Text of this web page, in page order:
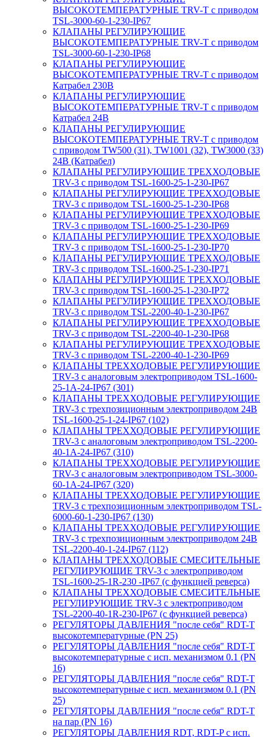
ВЫСОКОТЕМПЕРАТУРНЫЕ TRV-T с приводом
TSL-3000-60-1-230-IP67
КЛАПАНЫ РЕГУЛИРУЮЩИЕ
ВЫСОКОТЕМПЕРАТУРНЫЕ TRV-T с приводом
TSL-3000-60-1-230-IP68
КЛАПАНЫ РЕГУЛИРУЮЩИЕ
ВЫСОКОТЕМПЕРАТУРНЫЕ TRV-T с приводом
Катрабел 230В
КЛАПАНЫ РЕГУЛИРУЮЩИЕ
ВЫСОКОТЕМПЕРАТУРНЫЕ TRV-T с приводом
Катрабел 24В
КЛАПАНЫ РЕГУЛИРУЮЩИЕ
ВЫСОКОТЕМПЕРАТУРНЫЕ TRV-T с приводом
с приводом TW500 (31), TW1001 (32), TW3000 (33)
24В (Катрабел)
КЛАПАНЫ РЕГУЛИРУЮЩИЕ ТРЕХХОДОВЫЕ
TRV-3 с приводом TSL-1600-25-1-230-IP67
КЛАПАНЫ РЕГУЛИРУЮЩИЕ ТРЕХХОДОВЫЕ
TRV-3 с приводом TSL-1600-25-1-230-IP68
КЛАПАНЫ РЕГУЛИРУЮЩИЕ ТРЕХХОДОВЫЕ
TRV-3 с приводом TSL-1600-25-1-230-IP69
КЛАПАНЫ РЕГУЛИРУЮЩИЕ ТРЕХХОДОВЫЕ
TRV-3 с приводом TSL-1600-25-1-230-IP70
КЛАПАНЫ РЕГУЛИРУЮЩИЕ ТРЕХХОДОВЫЕ
TRV-3 с приводом TSL-1600-25-1-230-IP71
КЛАПАНЫ РЕГУЛИРУЮЩИЕ ТРЕХХОДОВЫЕ
TRV-3 с приводом TSL-1600-25-1-230-IP72
КЛАПАНЫ РЕГУЛИРУЮЩИЕ ТРЕХХОДОВЫЕ
TRV-3 с приводом TSL-2200-40-1-230-IP67
КЛАПАНЫ РЕГУЛИРУЮЩИЕ ТРЕХХОДОВЫЕ
TRV-3 с приводом TSL-2200-40-1-230-IP68
КЛАПАНЫ РЕГУЛИРУЮЩИЕ ТРЕХХОДОВЫЕ
TRV-3 с приводом TSL-2200-40-1-230-IP69
КЛАПАНЫ ТРЕХХОДОВЫЕ РЕГУЛИРУЮЩИЕ
TRV-3 с аналоговым электроприводом TSL-1600-
25-1А-24-IP67 (301)
КЛАПАНЫ ТРЕХХОДОВЫЕ РЕГУЛИРУЮЩИЕ
TRV-3 с трехпозиционным электроприводом 24В
TSL-1600-25-1-24-IP67 (102)
КЛАПАНЫ ТРЕХХОДОВЫЕ РЕГУЛИРУЮЩИЕ
TRV-3 с аналоговым электроприводом TSL-2200-
40-1А-24-IP67 (310)
КЛАПАНЫ ТРЕХХОДОВЫЕ РЕГУЛИРУЮЩИЕ
TRV-3 с аналоговым электроприводом TSL-3000-
60-1А-24-IP67 (320)
КЛАПАНЫ ТРЕХХОДОВЫЕ РЕГУЛИРУЮЩИЕ
TRV-3 с трехпозиционным электроприводом TSL-
6000-60-1-230-IP67 (130)
КЛАПАНЫ ТРЕХХОДОВЫЕ РЕГУЛИРУЮЩИЕ
TRV-3 с трехпозиционным электроприводом 24В
TSL-2200-40-1-24-IP67 (112)
КЛАПАНЫ ТРЕХХОДОВЫЕ СМЕСИТЕЛЬНЫЕ
РЕГУЛИРУЮЩИЕ TRV-3 с электроприводом
TSL-1600-25-1R-230 -IP67 (с функцией реверса)
КЛАПАНЫ ТРЕХХОДОВЫЕ СМЕСИТЕЛЬНЫЕ
РЕГУЛИРУЮЩИЕ TRV-3 с электроприводом
TSL-2200-40-1R-230-IP67 (с функцией реверса)
РЕГУЛЯТОРЫ ДАВЛЕНИЯ "после себя" RDT-T
высокотемпературные (PN 25)
РЕГУЛЯТОРЫ ДАВЛЕНИЯ "после себя" RDT-T
высокотемпературные с исп. механизмом 0.1 (PN
16)
РЕГУЛЯТОРЫ ДАВЛЕНИЯ "после себя" RDT-T
высокотемпературные с исп. механизмом 0.1 (PN
25)
РЕГУЛЯТОРЫ ДАВЛЕНИЯ "после себя" RDT-T
на пар (PN 16)
РЕГУЛЯТОРЫ ДАВЛЕНИЯ RDT, RDT-P с исп.